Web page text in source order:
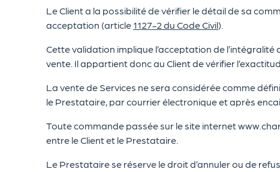
Le Client a la possibilité de vérifier le détail de sa
acceptation (article 1127-2 du Code Civil).
Cette validation implique l’acceptation de
vente. Il appartient donc au Client de vérifier
La vente de Services ne sera considérée comme
le Prestataire, par courrier électronique et après
Toute commande passée sur le site internet
entre le Client et le Prestataire.
Le Prestataire se réserve le droit d’annuler ou de